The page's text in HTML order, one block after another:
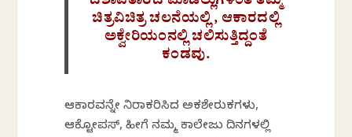
ಚಿತ್ರವಿಚಿತ್ರ ಚಲನೆಯಲ್ಲಿ, ಆಕಾರದಲ್ಲಿ
ಅಕ್ವೇರಿಯಂನಲ್ಲಿ ಚಲಿಸುತ್ತಿದ್ದಂತೆ
ಕಂಡವು.
ಆಕಾರವನ್ನೇ ನಿರಾಕರಿಸಿದ ಅಕಶೇರುಕಗಳು,
ಆಕ್ಟೋಪಸ್, ಹೀಗೆ ನಮ್ಮ ಕಾಲೇಜು ದಿನಗಳಲ್ಲಿ